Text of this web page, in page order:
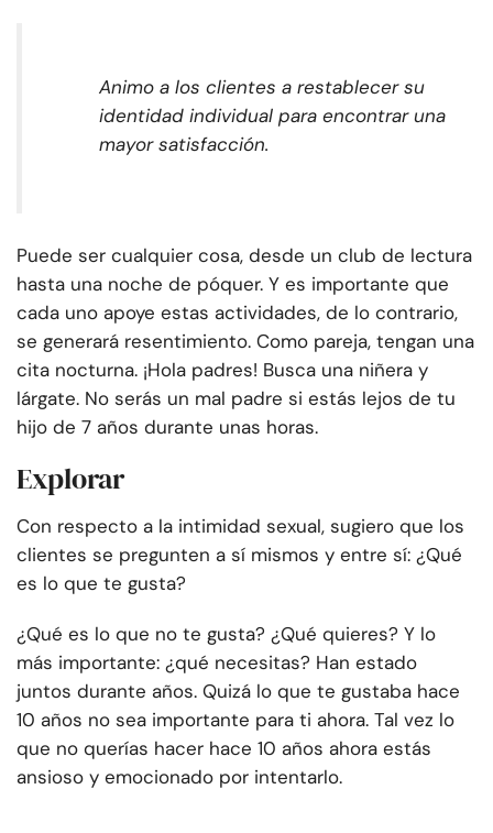
Animo a los clientes a restablecer su
identidad individual para encontrar una
mayor satisfacción.
Puede ser cualquier cosa, desde un club de lectura
hasta una noche de póquer. Y es importante que
cada uno apoye estas actividades, de lo contrario,
se generará resentimiento. Como pareja, tengan una
cita nocturna. ¡Hola padres! Busca una niñera y
lárgate. No serás un mal padre si estás lejos de tu
hijo de 7 años durante unas horas.
Explorar
Con respecto a la intimidad sexual, sugiero que los
clientes se pregunten a sí mismos y entre sí: ¿Qué
es lo que te gusta?
¿Qué es lo que no te gusta? ¿Qué quieres? Y lo
más importante: ¿qué necesitas? Han estado
juntos durante años. Quizá lo que te gustaba hace
10 años no sea importante para ti ahora. Tal vez lo
que no querías hacer hace 10 años ahora estás
ansioso y emocionado por intentarlo.